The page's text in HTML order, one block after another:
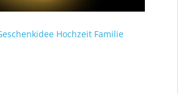
Hochzeit Familie